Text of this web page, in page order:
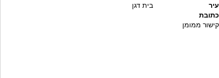
עיר
בית דגן
כתובת
קישור ממומן